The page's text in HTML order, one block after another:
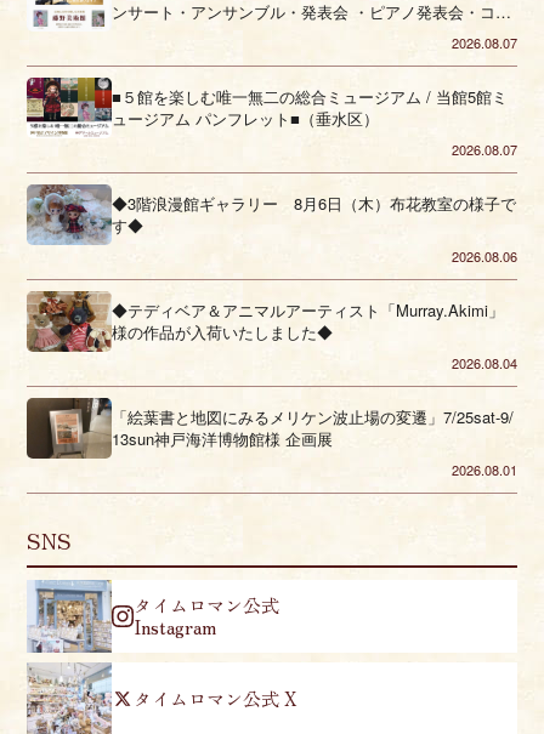
ンサート・アンサンブル・発表会 ・ピアノ発表会・コー
2026.08.07
■５館を楽しむ唯一無二の総合ミュージアム / 当館5館ミ
ュージアム パンフレット■（垂水区）
2026.08.07
◆3階浪漫館ギャラリー 8月6日（木）布花教室の様子で
す◆
2026.08.06
◆テディベア＆アニマルアーティスト「Murray.Akimi」
様の作品が入荷いたしました◆
2026.08.04
「絵葉書と地図にみるメリケン波止場の変遷」7/25sat-9/
13sun神戸海洋博物館様 企画展
2026.08.01
SNS
タイムロマン公式
Instagram
タイムロマン公式 X